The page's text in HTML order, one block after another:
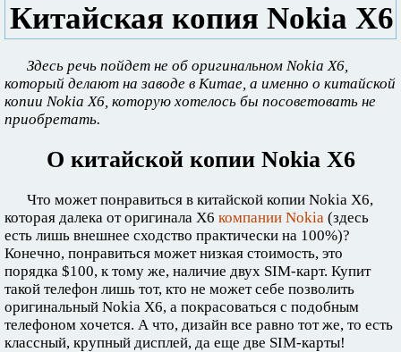
Китайская копия Nokia X6
Здесь речь пойдет не об оригинальном Nokia X6,
который делают на заводе в Китае, а именно о китайской
копии Nokia X6, которую хотелось бы посоветовать не
приобретать.
О китайской копии Nokia X6
Что может понравиться в китайской копии Nokia X6,
которая далека от оригинала X6 компании Nokia (здесь
есть лишь внешнее сходство практически на 100%)?
Конечно, понравиться может низкая стоимость, это
порядка $100, к тому же, наличие двух SIM-карт. Купит
такой телефон лишь тот, кто не может себе позволить
оригинальный Nokia X6, а покрасоваться с подобным
телефоном хочется. А что, дизайн все равно тот же, то есть
классный, крупный дисплей, да еще две SIM-карты!